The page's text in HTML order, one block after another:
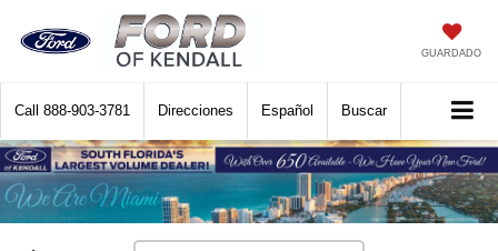
GUARDADO
Call 888-903-3781 Direcciones Español Buscar